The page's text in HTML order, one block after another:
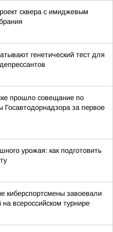
сквера с имиджевым
генетический тест для
прошло совещание по
Госавтодорнадзора за первое
урожая: как подготовить
киберспортсмены завоевали
всероссийском турнире